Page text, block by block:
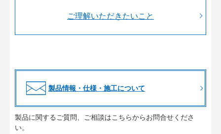
ご理解いただきたいこと
製品情報・仕様・施工について
製品に関するご質問、ご相談はこちらからお問合せくださ
い。